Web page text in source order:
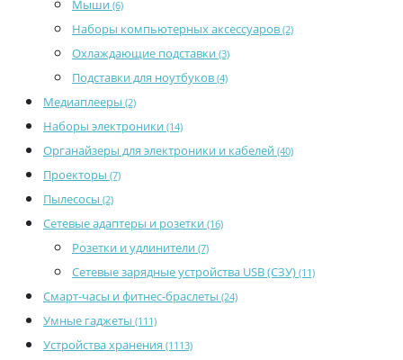
Мыши (6)
Наборы компьютерных аксессуаров (2)
Охлаждающие подставки (3)
Подставки для ноутбуков (4)
Медиаплееры (2)
Наборы электроники (14)
Органайзеры для электроники и кабелей (40)
Проекторы (7)
Пылесосы (2)
Сетевые адаптеры и розетки (16)
Розетки и удлинители (7)
Сетевые зарядные устройства USB (СЗУ) (11)
Смарт-часы и фитнес-браслеты (24)
Умные гаджеты (111)
Устройства хранения (1113)